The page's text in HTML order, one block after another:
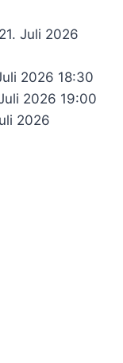
Juli 2026
2026 18:30
2026 19:00
2026